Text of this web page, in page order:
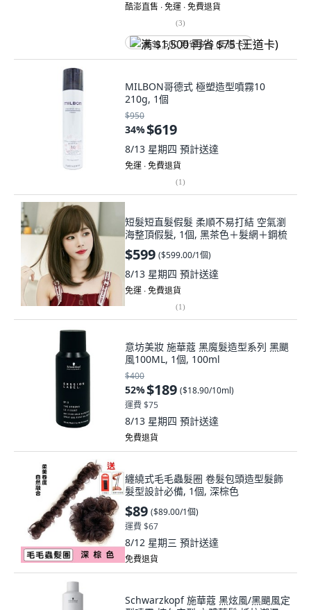
酷澎直售 ∙ 免運 ∙ 免費退貨
(3)
满 $1,500 再省 $75 (王道卡)
MILBON哥德式 極塑造型噴霧10
210g, 1個
$950
34%$619
8/13 星期四 預計送達
免運 ∙ 免費退貨
(1)
短髮短直髮假髮 柔順不易打結 空氣瀏
海整頂假髮, 1個, 黑茶色＋髮網＋鋼梳
$599 ($599.00/1個)
8/13 星期四 預計送達
免運 ∙ 免費退貨
(1)
意坊美妝 施華蔻 黑魔髮造型系列 黑颶
風100ML, 1個, 100ml
$400
52%$189 ($18.90/10ml)
運費 $75
8/13 星期四 預計送達
免費退貨
纏繞式毛毛蟲髮圈 卷髮包頭造型髮飾
髮型設計必備, 1個, 深棕色
$89 ($89.00/1個)
運費 $67
8/12 星期三 預計送達
免費退貨
Schwarzkopf 施華蔻 黑炫風/黑颶風定